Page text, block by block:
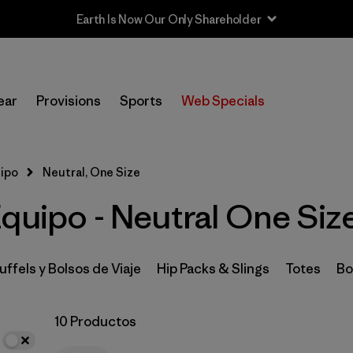
Earth Is Now Our Only Shareholder
Provisions Sports Web Specials
Selecciona una tienda
Filtrar por
Price
Filtrar por
Color 1
Filtrar por
Features & Processes
Neutral, One Size
- Neutral One
y Bolsos de Viaje Hip Packs & Slings Totes
10 Productos